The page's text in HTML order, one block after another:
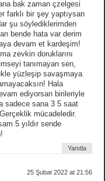
bak zaman çzelgesi
farklı bir şey yaptıysan
şu söylediklerimden
bende hata var derim
devam et kardeşim!
zevkin doruklarını
tanımayan sen,
yüzleşip savaşmaya
Hala
ediyorsan birileriyle
sadece sana 3 5 saat
mücadeledir.
5 yıldır sende
Yanıtla
25 Şubat 2022 at 21:56